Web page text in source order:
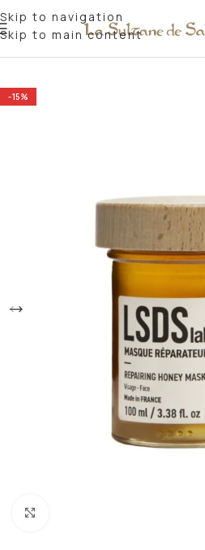
Skip to navigation
Skip to main content
-15%